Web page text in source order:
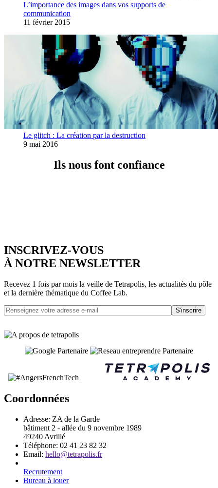
L’importance des images dans vos supports de
communication
11 février 2015
Le glitch : La création par la destruction
9 mai 2016
Ils nous font confiance
INSCRIVEZ-VOUS
À NOTRE NEWSLETTER
Recevez 1 fois par mois la veille de Tetrapolis, les actualités du pôle
et la dernière thématique du Coffee Lab.
S'inscrire
Coordonnées
Adresse: ZA de la Garde
bâtiment 2 - allée du 9 novembre 1989
49240 Avrillé
Téléphone: 02 41 23 82 32
Email: hello@tetrapolis.fr
Recrutement
Bureau à louer